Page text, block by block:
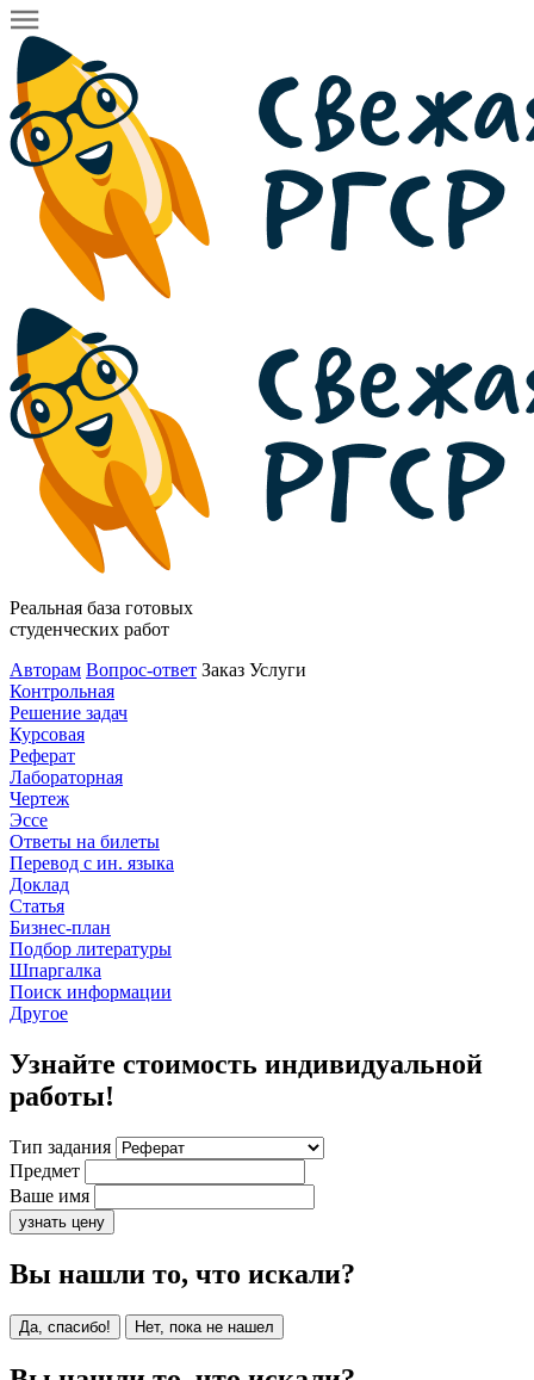
Реальная база готовых
студенческих работ
Авторам Вопрос-ответ Заказ Услуги
Контрольная
Решение задач
Курсовая
Реферат
Лабораторная
Чертеж
Эссе
Ответы на билеты
Перевод с ин. языка
Доклад
Статья
Бизнес-план
Подбор литературы
Шпаргалка
Поиск информации
Другое
Узнайте стоимость индивидуальной
работы!
Тип задания
Предмет
Ваше имя
узнать цену
Вы нашли то, что искали?
Да, спасибо! Нет, пока не нашел